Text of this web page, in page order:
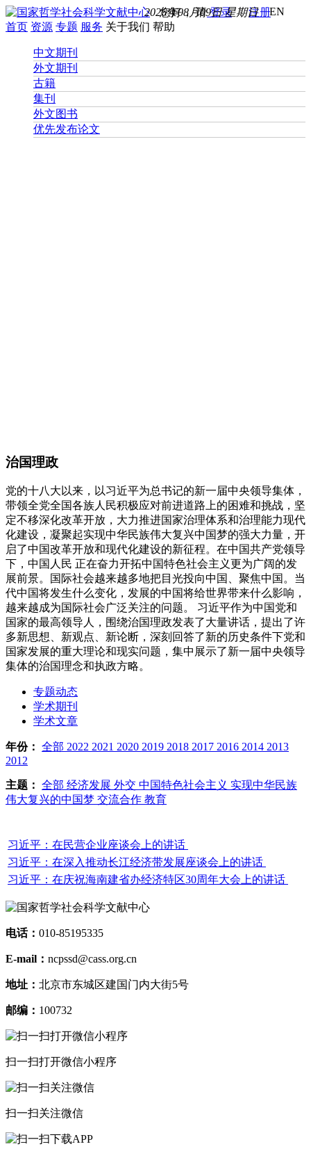
您好， 请登录 注册EN
2026年08月09日 星期日
首页 资源 专题 服务 关于我们 帮助
中文期刊
外文期刊
古籍
集刊
外文图书
优先发布论文
治国理政
党的十八大以来，以习近平为总书记的新一届中央领导集体，
带领全党全国各族人民积极应对前进道路上的困难和挑战，坚
定不移深化改革开放，大力推进国家治理体系和治理能力现代
化建设，凝聚起实现中华民族伟大复兴中国梦的强大力量，开
启了中国改革开放和现代化建设的新征程。在中国共产党领导
下，中国人民 正在奋力开拓中国特色社会主义更为广阔的发
展前景。国际社会越来越多地把目光投向中国、聚焦中国。当
代中国将发生什么变化，发展的中国将给世界带来什么影响，
越来越成为国际社会广泛关注的问题。 习近平作为中国党和
国家的最高领导人，围绕治国理政发表了大量讲话，提出了许
多新思想、新观点、新论断，深刻回答了新的历史条件下党和
国家发展的重大理论和现实问题，集中展示了新一届中央领导
集体的治国理念和执政方略。
专题动态
学术期刊
学术文章
年份： 全部 2022 2021 2020 2019 2018 2017 2016 2014 2013
2012
主题： 全部 经济发展 外交 中国特色社会主义 实现中华民族
伟大复兴的中国梦 交流合作 教育
习近平：在民营企业座谈会上的讲话
习近平：在深入推动长江经济带发展座谈会上的讲话
习近平：在庆祝海南建省办经济特区30周年大会上的讲话
电话： 010-85195335
E-mail： ncpssd@cass.org.cn
地址： 北京市东城区建国门内大街5号
邮编： 100732
扫一扫打开微信小程序
扫一扫关注微信